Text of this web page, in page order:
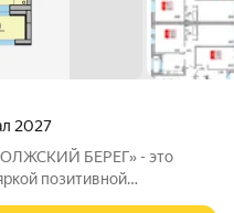
2027
БЕРЕГ» - это
позитивной